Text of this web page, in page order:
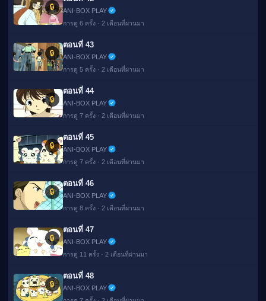
🔒
ANI-BOX PLAY
การดู 6 ครั้ง · 2 เดือนที่ผ่านมา
🔒
ตอนที่ 43
ANI-BOX PLAY
การดู 5 ครั้ง · 2 เดือนที่ผ่านมา
🔒
ตอนที่ 44
ANI-BOX PLAY
การดู 7 ครั้ง · 2 เดือนที่ผ่านมา
🔒
ตอนที่ 45
ANI-BOX PLAY
การดู 7 ครั้ง · 2 เดือนที่ผ่านมา
🔒
ตอนที่ 46
ANI-BOX PLAY
การดู 8 ครั้ง · 2 เดือนที่ผ่านมา
🔒
ตอนที่ 47
ANI-BOX PLAY
การดู 11 ครั้ง · 2 เดือนที่ผ่านมา
🔒
ตอนที่ 48
ANI-BOX PLAY